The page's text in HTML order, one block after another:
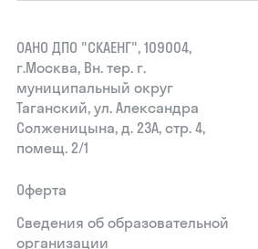
ОАНО ДПО "СКАЕНГ", 109004,
г.Москва, Вн. тер. г.
муниципальный округ
Таганский, ул. Александра
Солженицына, д. 23А, стр. 4,
помещ. 2/1
Оферта
Сведения об образовательной
организации